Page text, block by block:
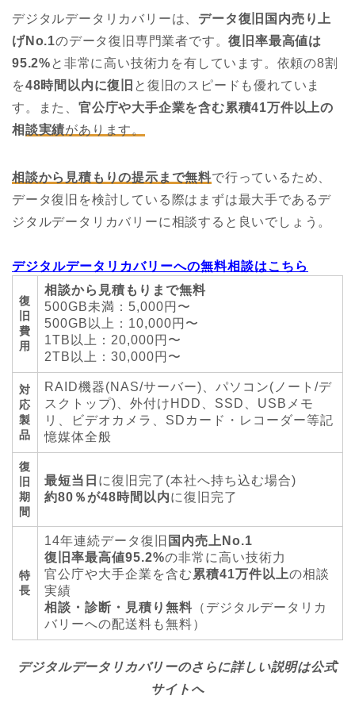
デジタルデータリカバリーは、 データ復旧国内売り上
げNo.1のデータ復旧専門業者です。復旧率最高値は
95.2%と非常に高い技術力を有しています。依頼の8割
を48時間以内に復旧 と復旧のスピードも優れていま
す。また、 官公庁や大手企業を含む累積41万件以上の
相談実績があります。
相談から見積もりの提示まで無料で行っているため、
データ復旧を検討している際はまずは最大手であるデ
ジタルデータリカバリーに相談すると良いでしょう。
デジタルデータリカバリーへの無料相談はこちら
復
旧
費
用
相談から見積もりまで無料
500GB未満：5,000円〜
500GB以上：10,000円〜
1TB以上：20,000円〜
2TB以上：30,000円〜
対
応
製
品
RAID機器(NAS/サーバー)、パソコン(ノート/デ
スクトップ)、外付けHDD、SSD、USBメモ
リ、ビデオカメラ、SDカード・レコーダー等記
憶媒体全般
復
旧
期
間
最短当日 に復旧完了(本社へ持ち込む場合)
約80％が48時間以内に復旧完了
特
長
14年連続データ復旧 国内売上No.1
復旧率最高値95.2%の非常に高い技術力
官公庁や大手企業を含む 累積41万件以上の相談
実績
相談・診断・見積り無料 （デジタルデータリカ
バリーへの配送料も無料）
デジタルデータリカバリーのさらに詳しい説明は公式
サイトへ